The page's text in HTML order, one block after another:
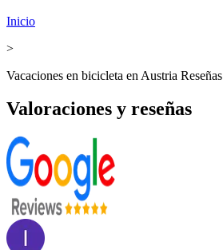
Inicio
>
Vacaciones en bicicleta en Austria Reseñas
Valoraciones y reseñas